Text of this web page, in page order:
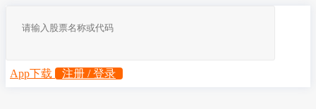
App下载 注册 / 登录